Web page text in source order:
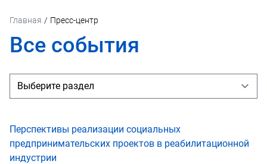
Главная / Пресс-центр
Все события
Перспективы реализации социальных
предпринимательских проектов в реабилитационной
индустрии